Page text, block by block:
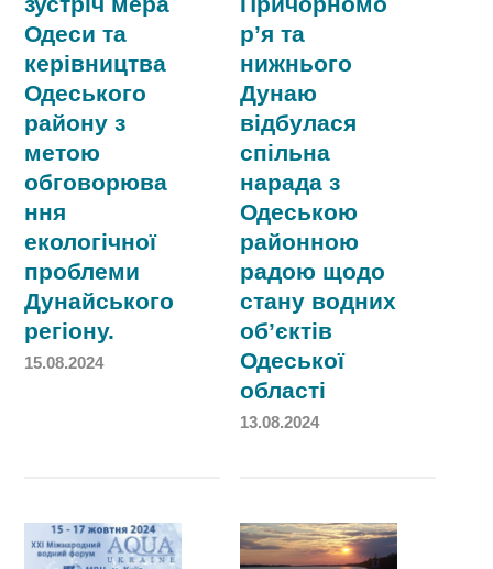
Одеси та
керівництва
Одеського
району з
метою
обговорюва
ння
екологічної
проблеми
Дунайського
регіону.
15.08.2024
р’я та
нижнього
Дунаю
відбулася
спільна
нарада з
Одеською
районною
радою щодо
стану водних
об’єктів
Одеської
області
13.08.2024